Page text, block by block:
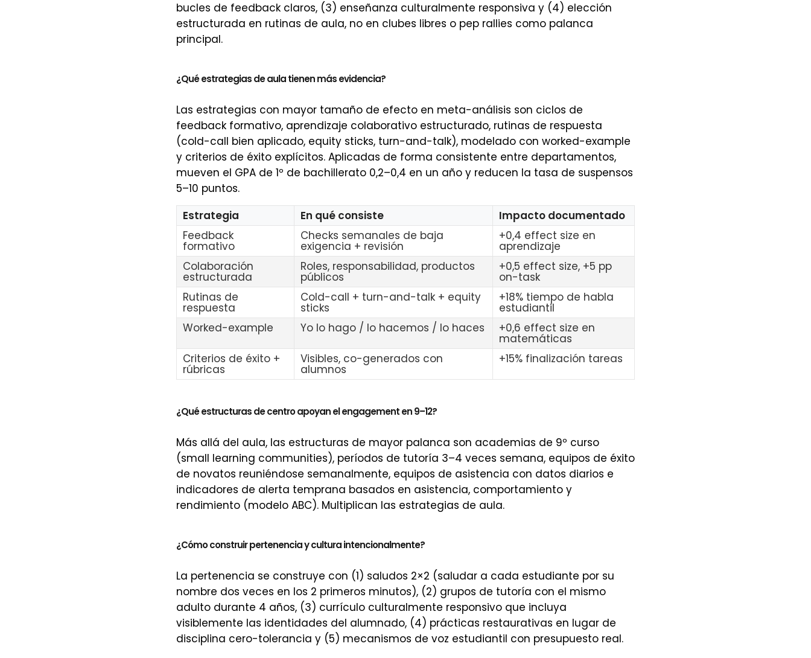
bucles de feedback claros, (3) enseñanza culturalmente responsiva y (4) elección
estructurada en rutinas de aula, no en clubes libres o pep rallies como palanca
principal.
¿Qué estrategias de aula tienen más evidencia?
Las estrategias con mayor tamaño de efecto en meta-análisis son ciclos de
feedback formativo, aprendizaje colaborativo estructurado, rutinas de respuesta
(cold-call bien aplicado, equity sticks, turn-and-talk), modelado con worked-example
y criterios de éxito explícitos. Aplicadas de forma consistente entre departamentos,
mueven el GPA de 1º de bachillerato 0,2–0,4 en un año y reducen la tasa de suspensos
5–10 puntos.
Estrategia
En qué consiste
Impacto documentado
Feedback
formativo
Checks semanales de baja
exigencia + revisión
+0,4 effect size en
aprendizaje
Colaboración
estructurada
Roles, responsabilidad, productos
públicos
+0,5 effect size, +5 pp
on-task
Rutinas de
respuesta
Cold-call + turn-and-talk + equity
sticks
+18% tiempo de habla
estudiantil
Worked-example
Yo lo hago / lo hacemos / lo haces +0,6 effect size en
matemáticas
Criterios de éxito +
rúbricas
Visibles, co-generados con
alumnos
+15% finalización tareas
¿Qué estructuras de centro apoyan el engagement en 9–12?
Más allá del aula, las estructuras de mayor palanca son academias de 9º curso
(small learning communities), períodos de tutoría 3–4 veces semana, equipos de éxito
de novatos reuniéndose semanalmente, equipos de asistencia con datos diarios e
indicadores de alerta temprana basados en asistencia, comportamiento y
rendimiento (modelo ABC). Multiplican las estrategias de aula.
¿Cómo construir pertenencia y cultura intencionalmente?
La pertenencia se construye con (1) saludos 2×2 (saludar a cada estudiante por su
nombre dos veces en los 2 primeros minutos), (2) grupos de tutoría con el mismo
adulto durante 4 años, (3) currículo culturalmente responsivo que incluya
visiblemente las identidades del alumnado, (4) prácticas restaurativas en lugar de
disciplina cero-tolerancia y (5) mecanismos de voz estudiantil con presupuesto real.